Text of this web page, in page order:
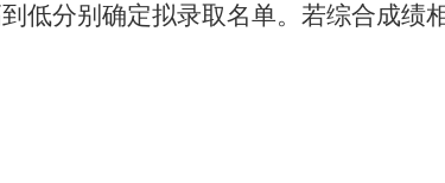
低分别确定拟录取名单。若综合成绩